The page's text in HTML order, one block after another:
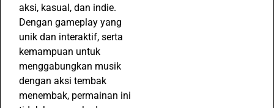
aksi, kasual, dan indie.
Dengan gameplay yang
unik dan interaktif, serta
kemampuan untuk
menggabungkan musik
dengan aksi tembak
menembak, permainan ini